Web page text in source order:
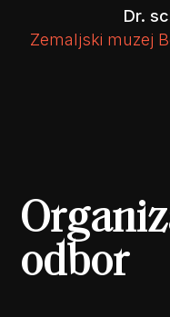
Dr.
Zemaljski muzej
odbor